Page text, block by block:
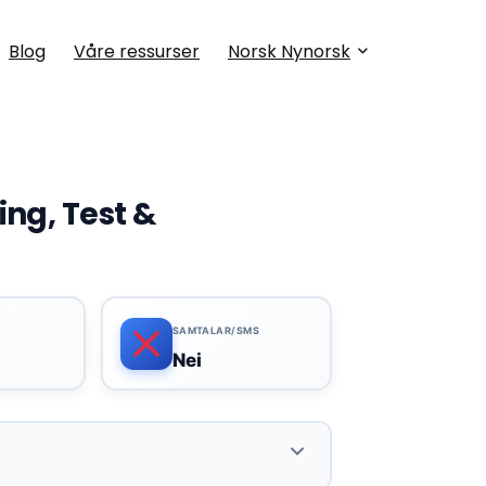
Blog Våre ressurser Norsk Nynorsk
Test &
SAMTALAR/SMS
Nei